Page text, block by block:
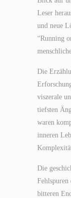
Leser
und neue
“Running
Die
viszerale
tiefsten
waren
inneren
Die
Fehlspuren
bitteren